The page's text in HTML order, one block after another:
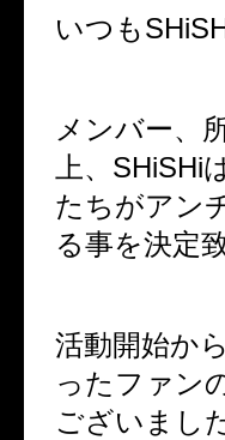
いつも
メンバー、
上、 SHiSHi
たちがアン
る事を決定
活動開始か
ったファン
ございまし